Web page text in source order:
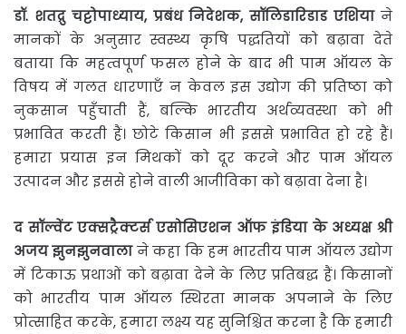
डॉ. शतद्रु चट्टोपाध्याय, प्रबंध निदेशक,सॉलिडारिडाड एशियाने
मानकों के अनुसार स्वस्थ्य कृषि पद्धतियों को बढ़ावा देते
बताया कि महत्वपूर्ण फसल होने के बाद भी पाम ऑयल के
विषय में गलत धारणाएँ न केवल इस उद्योग की प्रतिष्ठा को
नुकसान पहुँचाती हैं, बल्कि भारतीय अर्थव्यवस्था को भी
प्रभावित करती हैं। छोटे किसान भी इससे प्रभावित हो रहे हैं।
हमारा प्रयास इन मिथकों को दूर करने और पाम ऑयल
उत्पादन और इससे होने वाली आजीविका को बढ़ावा देना है।
द सॉल्वेंट एक्सट्रैक्टर्स एसोसिएशन ऑफ इंडिया के अध्यक्ष श्री
अजय झुनझुनवालाने कहा कि हम भारतीय पाम ऑयल उद्योग
में टिकाऊ प्रथाओं को बढ़ावा देने के लिए प्रतिबद्ध हैं। किसानों
को भारतीय पाम ऑयल स्थिरता मानक अपनाने के लिए
प्रोत्साहित करके, हमारा लक्ष्य यह सुनिश्चित करना है कि हमारी